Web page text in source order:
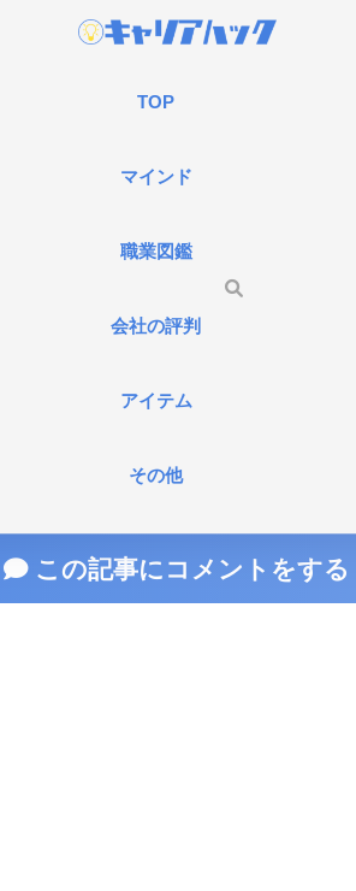
TOP
マインド
職業図鑑
会社の評判
アイテム
その他
この記事にコメントをする